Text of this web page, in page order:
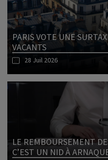
PARIS VOTE UNE
VACANTS
28 Juil 2026
LE REMBOURSEMENT
C’EST UN NID À